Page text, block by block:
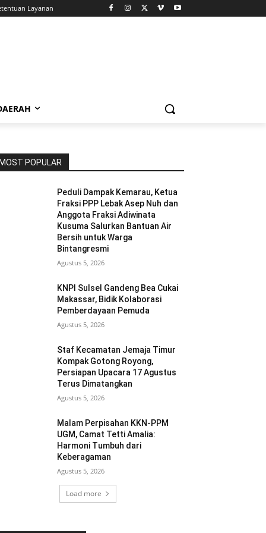
Layanan
POPULAR
Peduli Dampak Kemarau, Ketua
Fraksi PPP Lebak Asep Nuh dan
Anggota Fraksi Adiwinata
Kusuma Salurkan Bantuan Air
Bersih untuk Warga
Bintangresmi
Agustus 5, 2026
KNPI Sulsel Gandeng Bea Cukai
Makassar, Bidik Kolaborasi
Pemberdayaan Pemuda
Agustus 5, 2026
Staf Kecamatan Jemaja Timur
Kompak Gotong Royong,
Persiapan Upacara 17 Agustus
Terus Dimatangkan ‎
Agustus 5, 2026
Malam Perpisahan KKN-PPM
UGM, Camat Tetti Amalia:
Harmoni Tumbuh dari
Keberagaman
Agustus 5, 2026
Load more